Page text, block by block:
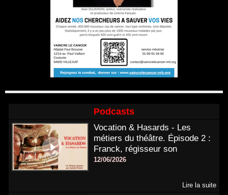
Podcasts
Vocation & Hasards - Les
métiers du théâtre. Épisode 2 :
Franck, régisseur son
12/06/2026
Lire la suite